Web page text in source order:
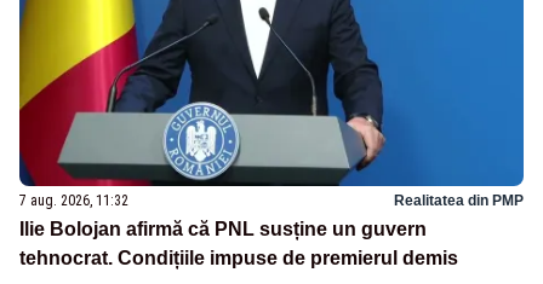
7 aug. 2026, 11:32 Realitatea din PMP
Ilie Bolojan afirmă că PNL susține un guvern
tehnocrat. Condițiile impuse de premierul demis